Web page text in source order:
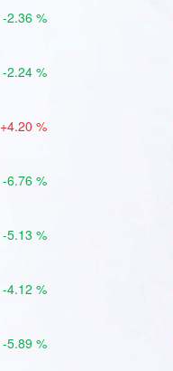
-2.36 %
-2.24 %
+4.20 %
-6.76 %
-5.13 %
-4.12 %
-5.89 %